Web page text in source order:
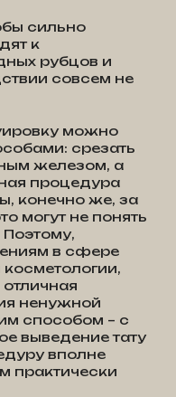
сильно
к
рубцов и
совсем не
можно
срезать
железом, а
процедура
конечно же, за
могут не понять
Поэтому,
в сфере
ненужной
способом – с
выведение тату
вполне
практически